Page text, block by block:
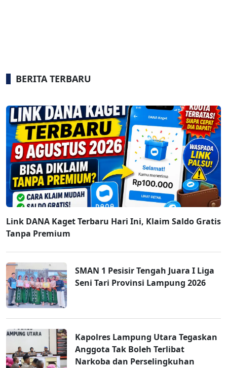
BERITA TERBARU
Link DANA Kaget Terbaru Hari Ini, Klaim Saldo Gratis
Tanpa Premium
SMAN 1 Pesisir Tengah Juara I Liga
Seni Tari Provinsi Lampung 2026
Kapolres Lampung Utara Tegaskan
Anggota Tak Boleh Terlibat
Narkoba dan Perselingkuhan